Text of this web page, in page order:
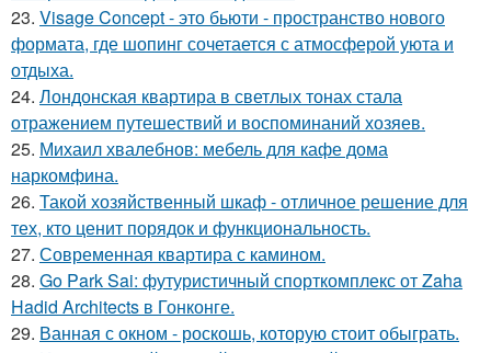
23. Visage Concept - это бьюти - пространство нового
формата, где шопинг сочетается с атмосферой уюта и
отдыха.
24. Лондонская квартира в светлых тонах стала
отражением путешествий и воспоминаний хозяев.
25. Михаил хвалебнов: мебель для кафе дома
наркомфина.
26. Такой хозяйственный шкаф - отличное решение для
тех, кто ценит порядок и функциональность.
27. Современная квартира с камином.
28. Go Park Sai: футуристичный спорткомплекс от Zaha
Hadid Architects в Гонконге.
29. Ванная с окном - роскошь, которую стоит обыграть.